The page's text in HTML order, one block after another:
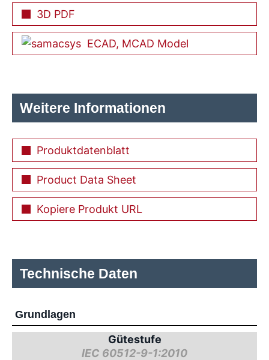
3D PDF
ECAD, MCAD Model
Weitere Informationen
Produktdatenblatt
Product Data Sheet
Kopiere Produkt URL
Technische Daten
Grundlagen
Gütestufe
IEC 60512-9-1:2010